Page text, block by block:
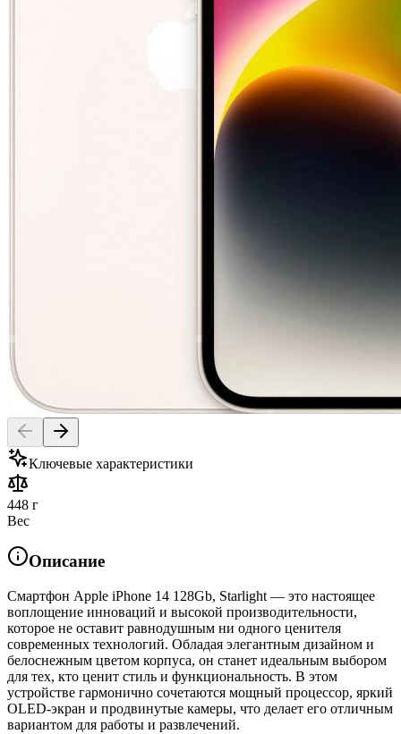
Ключевые характеристики
448 г
Вес
Описание
Смартфон Apple iPhone 14 128Gb, Starlight — это настоящее
воплощение инноваций и высокой производительности,
которое не оставит равнодушным ни одного ценителя
современных технологий. Обладая элегантным дизайном и
белоснежным цветом корпуса, он станет идеальным выбором
для тех, кто ценит стиль и функциональность. В этом
устройстве гармонично сочетаются мощный процессор, яркий
OLED-экран и продвинутые камеры, что делает его отличным
вариантом для работы и развлечений.